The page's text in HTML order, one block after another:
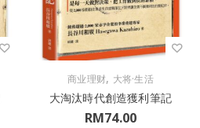
商业理财, 大将·生活
大淘汰時代創造獲利筆記
RM74.00